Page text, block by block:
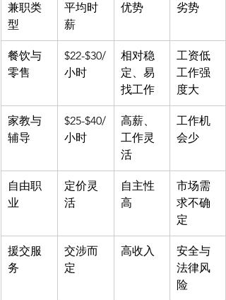
兼职类
型
平均时
薪
优势 劣势
餐饮与
零售
$22-$30/
小时
相对稳
定、易
找工作
工资低
工作强
度大
家教与
辅导
$25-$40/
小时
高薪、
工作灵
活
工作机
会少
自由职
业
定价灵
活
自主性
高
市场需
求不确
定
援交服
务
交涉而
定
高收入
安全与
法律风
险